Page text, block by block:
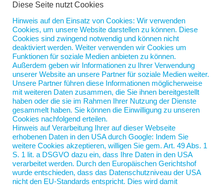
Weniger Meetings = Mehr 4-Tage-Woche
vonJan Scherping|19. März 2024|Diese Woche
Die einen träumen von der Vier-Tage-Woche, die
anderen ängstigen sich vor ihr. Für die einen
bedeutet sie mehr Freizeit und Flexibilität, für die
anderen mehr Arbeit im Büro und zu Hause. Wie
eine Lösung aussehen könnte, hat die dänische
Beraterin Pernille Garde...
Diese Seite nutzt Cookies
Hinweis auf den Einsatz von Cookies: Wir verwenden
Cookies, um unsere Website darstellen zu können. Diese
Cookies sind zwingend notwendig und können nicht
deaktiviert werden. Weiter verwenden wir Cookies um
Funktionen für soziale Medien anbieten zu können.
Außerdem geben wir Informationen zu Ihrer Verwendung
unserer Website an unsere Partner für soziale Medien weiter.
Unsere Partner führen diese Informationen möglicherweise
mit weiteren Daten zusammen, die Sie ihnen bereitgestellt
haben oder die sie im Rahmen Ihrer Nutzung der Dienste
gesammelt haben. Sie können die Einwilligung zu unseren
Cookies nachfolgend erteilen.
Hinweis auf Verarbeitung Ihrer auf dieser Webseite
erhobenen Daten in den USA durch Google: Indem Sie
weitere Cookies akzeptieren, willigen Sie gem. Art. 49 Abs. 1
S. 1 lit. a DSGVO dazu ein, dass Ihre Daten in den USA
verarbeitet werden. Durch den Europäischen Gerichtshof
wurde entschieden, dass das Datenschutzniveau der USA
nicht den EU-Standards entspricht. Dies wird damit